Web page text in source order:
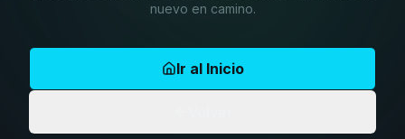
nuevo en camino.
Ir al Inicio